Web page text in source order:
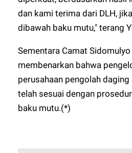
dan kami terima dari DLH,
dibawah baku mutu," terang
Sementara Camat
membenarkan bahwa
perusahaan pengolah
telah sesuai dengan
baku mutu.(*)